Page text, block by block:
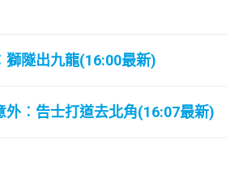
獅隧出九龍(16:00最新)
外︰告士打道去北角(16:07最新)